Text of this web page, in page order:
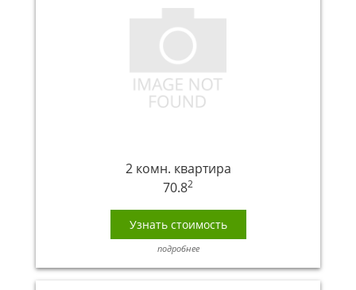
2 комн. квартира
70.82
Узнать стоимость
подробнее